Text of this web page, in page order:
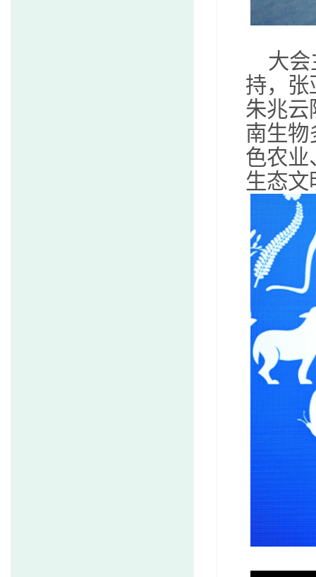
大
持，张
朱兆云
南生物
色农业
生态文